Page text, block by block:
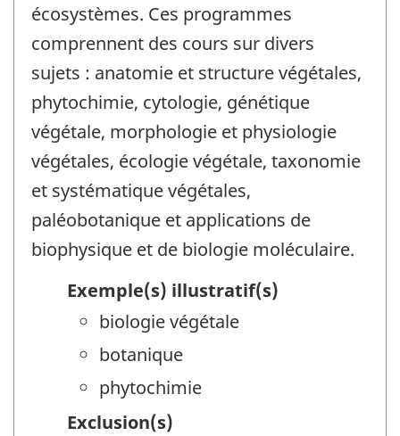
écosystèmes. Ces programmes
comprennent des cours sur divers
sujets : anatomie et structure végétales,
phytochimie, cytologie, génétique
végétale, morphologie et physiologie
végétales, écologie végétale, taxonomie
et systématique végétales,
paléobotanique et applications de
biophysique et de biologie moléculaire.
Exemple(s) illustratif(s)
biologie végétale
botanique
phytochimie
Exclusion(s)